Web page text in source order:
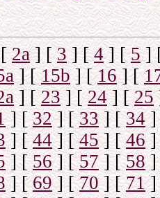
[2а] [3 ] [4] [5]
] [15b] [16] [
] [23] [24] [25
] [32] [33] [34]
] [44] [45] [46]
] [56] [57] [58]
] [69] [70] [71]